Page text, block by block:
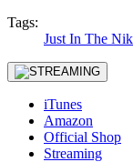
Tags:
Just In The
iTunes
Amazon
Official Shop
Streaming